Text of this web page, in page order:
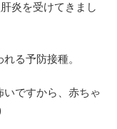
炎を受けてきまし
る予防接種。
ですから、赤ちゃ